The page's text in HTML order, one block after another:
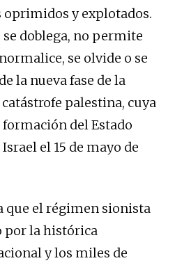
y explotados.
se doblega, no permite
se olvide o se
la nueva fase de la
palestina, cuya
del Estado
el 15 de mayo de
que el régimen sionista
por la histórica
y los miles de